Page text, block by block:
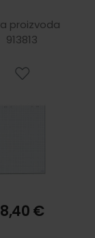
Herlitz
proizvoda
913813
8,40 €